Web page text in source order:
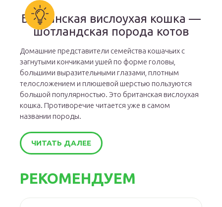
Британская вислоухая кошка —
шотландская порода котов
Домашние представители семейства кошачьих с
загнутыми кончиками ушей по форме головы,
большими выразительными глазами, плотным
телосложением и плюшевой шерстью пользуются
большой популярностью. Это британская вислоухая
кошка. Противоречие читается уже в самом
названии породы.
ЧИТАТЬ ДАЛЕЕ
РЕКОМЕНДУЕМ